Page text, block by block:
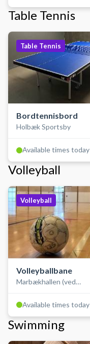
Table Tennis
Table Tennis
Bordtennisbord
Holbæk Sportsby
Available times today
Volleyball
Volleyball
Volleyballbane
Marbækhallen (ved
Available times today
Swimming